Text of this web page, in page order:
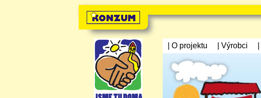
| O projektu | Výrobci